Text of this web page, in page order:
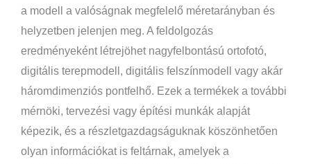
a modell a valóságnak megfelelő méretarányban és
helyzetben jelenjen meg. A feldolgozás
eredményeként létrejöhet nagyfelbontású ortofotó,
digitális terepmodell, digitális felszínmodell vagy akár
háromdimenziós pontfelhő. Ezek a termékek a további
mérnöki, tervezési vagy építési munkák alapját
képezik, és a részletgazdagságuknak köszönhetően
olyan információkat is feltárnak, amelyek a